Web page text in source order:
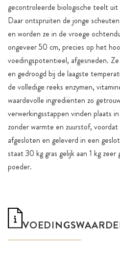
gecontroleerde biologische teelt
Daar ontspruiten de jonge
en worden ze in de vroege
ongeveer 50 cm, precies op het
voedingspotentieel, afgesneden.
en gedroogd bij de laagste
de volledige reeks enzymen,
waardevolle ingrediënten zo
verwerkingsstappen vinden plaats
zonder warmte en zuurstof,
afgesloten en geleverd in een
staat 30 kg gras gelijk aan 1 kg
poeder.